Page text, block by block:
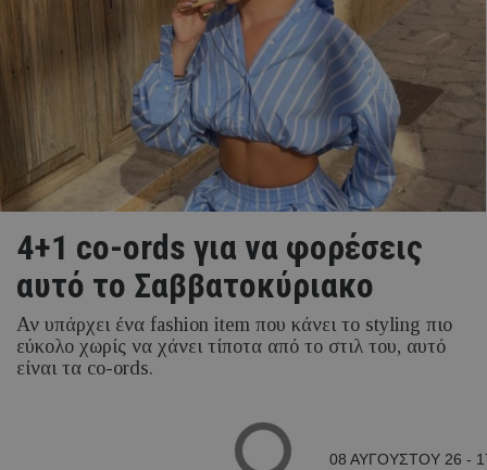
4+1 co-ords για να φορέσεις
αυτό το Σαββατοκύριακο
Αν υπάρχει ένα fashion item που κάνει το styling πιο
εύκολο χωρίς να χάνει τίποτα από το στιλ του, αυτό
είναι τα co-ords.
08 ΑΥΓΟΥΣΤΟΥ 26 -